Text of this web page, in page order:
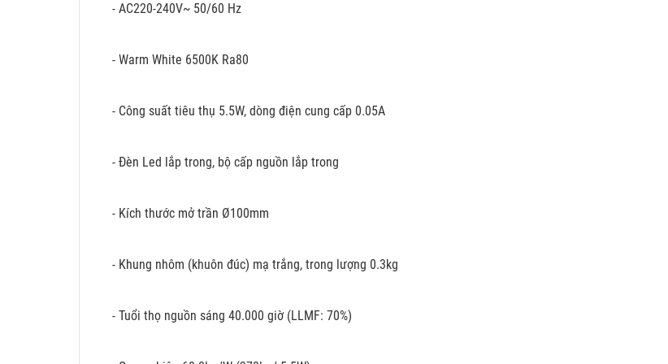
- AC220-240V~ 50/60 Hz
- Warm White 6500K Ra80
- Công suất tiêu thụ 5.5W, dòng điện cung cấp 0.05A
- Đèn Led lắp trong, bộ cấp nguồn lắp trong
- Kích thước mở trần Ø100mm
- Khung nhôm (khuôn đúc) mạ trắng, trong lượng 0.3kg
- Tuổi thọ nguồn sáng 40.000 giờ (LLMF: 70%)